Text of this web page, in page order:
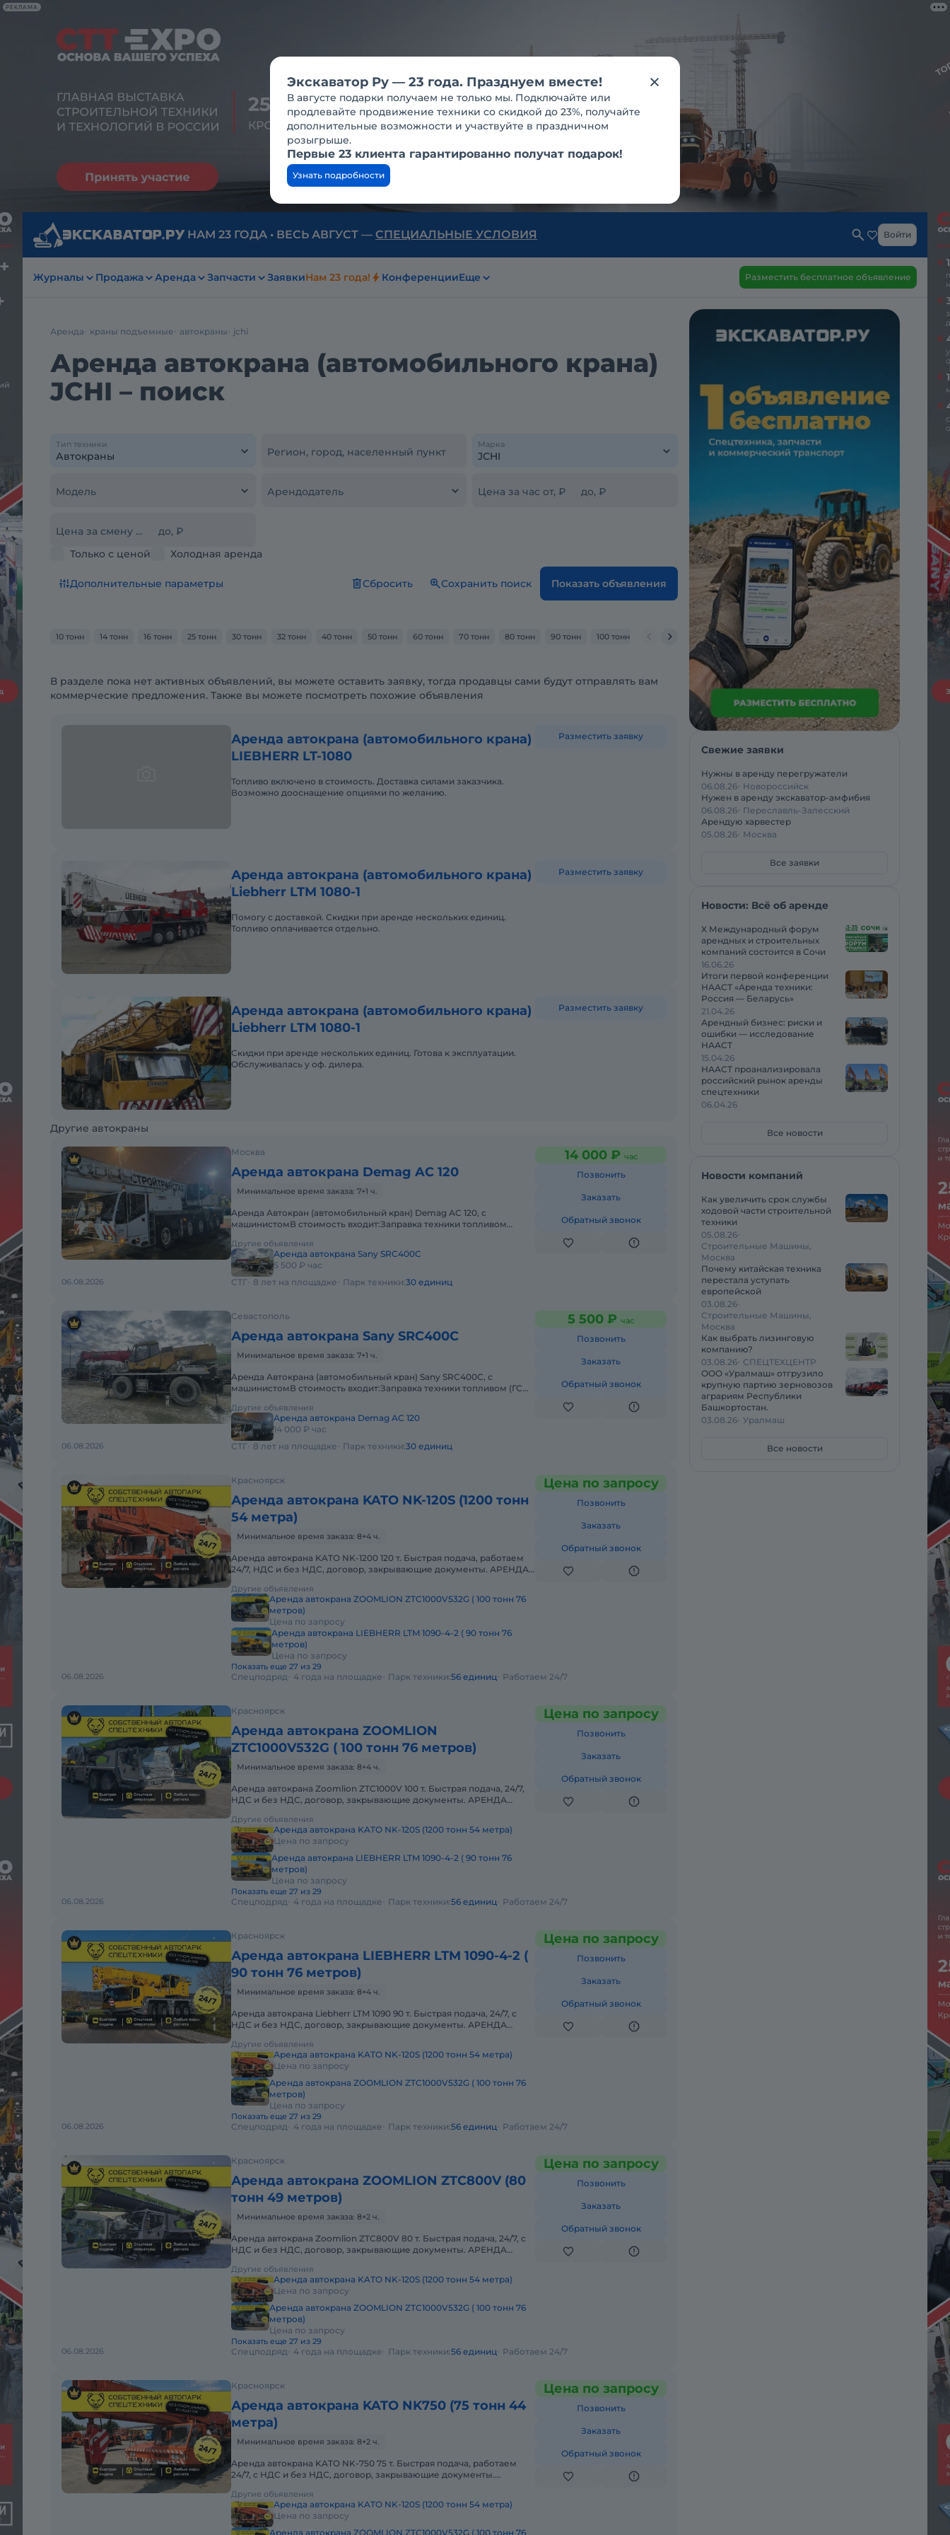
РЕКЛАМА
НАМ 23 ГОДА • ВЕСЬ АВГУСТ — СПЕЦИАЛЬНЫЕ УСЛОВИЯ Войти
Журналы Продажа Аренда Запчасти ЗаявкиНам 23 года! КонференцииЕще Разместить бесплатное объявление
Аренда краны подъемные автокраны jchi
Аренда автокрана (автомобильного крана)
JCHI – поиск
Тип техники
Регион, город, населенный пункт
Марка
Модель Арендодатель Цена за час от, ₽ до, ₽
Цена за смену от, ₽
до, ₽
Только с ценой
Холодная аренда
Дополнительные параметры Сбросить Сохранить поиск Показать объявления
10 тонн 14 тонн 16 тонн 25 тонн 30 тонн 32 тонн 40 тонн 50 тонн 60 тонн 70 тонн 80 тонн 90 тонн 100 тонн 150 тонн 160 тонн 200 тонн 250 тонн 300 тонн 350 тонн
В разделе пока нет активных объявлений, вы можете оставить заявку, тогда продавцы сами будут отправлять вам
коммерческие предложения. Также вы можете посмотреть похожие объявления
Аренда автокрана (автомобильного крана)
LIEBHERR LT-1080
Топливо включено в стоимость. Доставка силами заказчика.
Возможно дооснащение опциями по желанию.
Разместить заявку
Аренда автокрана (автомобильного крана)
Liebherr LTM 1080-1
Помогу с доставкой. Скидки при аренде нескольких единиц.
Топливо оплачивается отдельно.
Разместить заявку
Аренда автокрана (автомобильного крана)
Liebherr LTM 1080-1
Скидки при аренде нескольких единиц. Готова к эксплуатации.
Обслуживалась у оф. дилера.
Разместить заявку
Другие автокраны
Москва
Аренда автокрана Demag AC 120
Минимальное время заказа: 7+1 ч.
Apeнда Автокран (автомобильный кран) Demag AC 120, с
машинистомВ стоимость входит:Заправка техники топливом
Другие объявления
Аренда автокрана Sany SRC400C
5 500 ₽ час
14 000 ₽ час
Позвонить
Заказать
Обратный звонок
06.08.2026 СТГ 8 лет на площадке Парк техники:30 единиц
Севастополь
Аренда автокрана Sany SRC400C
Минимальное время заказа: 7+1 ч.
Apeнда Автокрана (автомобильный кран) Sany SRC400C, с
машинистомВ стоимость входит:Заправка техники топливом (ГСМ)
Другие объявления
Аренда автокрана Demag AC 120
14 000 ₽ час
5 500 ₽ час
Позвонить
Заказать
Обратный звонок
06.08.2026 СТГ 8 лет на площадке Парк техники:30 единиц
Красноярск
Аренда автокрана KATO NK-120S (1200 тонн
54 метра)
Минимальное время заказа: 8+4 ч.
Аренда автокрана KATO NK-1200 120 т. Быстрая подача, работаем
24/7, НДС и без НДС, договор, закрывающие документы. АРЕНДА
Другие объявления
Аренда автокрана ZOOMLION ZTC1000V532G ( 100 тонн 76
метров)
Цена по запросу
Аренда автокрана LIEBHERR LTM 1090-4-2 ( 90 тонн 76
метров)
Цена по запросу
Показать еще 27 из 29
Цена по запросу
Позвонить
Заказать
Обратный звонок
06.08.2026 Спецподряд 4 года на площадке Парк техники:56 единиц Работаем 24/7
Красноярск
Аренда автокрана ZOOMLION
ZTC1000V532G ( 100 тонн 76 метров)
Минимальное время заказа: 8+4 ч.
Аренда автокрана Zoomlion ZTC1000V 100 т. Быстрая подача, 24/7,
НДС и без НДС, договор, закрывающие документы. АРЕНДА
Другие объявления
Аренда автокрана KATO NK-120S (1200 тонн 54 метра)
Цена по запросу
Аренда автокрана LIEBHERR LTM 1090-4-2 ( 90 тонн 76
метров)
Цена по запросу
Показать еще 27 из 29
Цена по запросу
Позвонить
Заказать
Обратный звонок
06.08.2026 Спецподряд 4 года на площадке Парк техники:56 единиц Работаем 24/7
Красноярск
Аренда автокрана LIEBHERR LTM 1090-4-2 (
90 тонн 76 метров)
Минимальное время заказа: 8+4 ч.
Аренда автокрана Liebherr LTM 1090 90 т. Быстрая подача, 24/7, с
НДС и без НДС, договор, закрывающие документы. АРЕНДА
Другие объявления
Аренда автокрана KATO NK-120S (1200 тонн 54 метра)
Цена по запросу
Аренда автокрана ZOOMLION ZTC1000V532G ( 100 тонн 76
метров)
Цена по запросу
Показать еще 27 из 29
Цена по запросу
Позвонить
Заказать
Обратный звонок
06.08.2026 Спецподряд 4 года на площадке Парк техники:56 единиц Работаем 24/7
Красноярск
Аренда автокрана ZOOMLION ZTC800V (80
тонн 49 метров)
Минимальное время заказа: 8+2 ч.
Аренда автокрана Zoomlion ZTC800V 80 т. Быстрая подача, 24/7, с
НДС и без НДС, договор, закрывающие документы. АРЕНДА
Другие объявления
Аренда автокрана KATO NK-120S (1200 тонн 54 метра)
Цена по запросу
Аренда автокрана ZOOMLION ZTC1000V532G ( 100 тонн 76
метров)
Цена по запросу
Показать еще 27 из 29
Цена по запросу
Позвонить
Заказать
Обратный звонок
06.08.2026 Спецподряд 4 года на площадке Парк техники:56 единиц Работаем 24/7
Красноярск
Аренда автокрана KATO NK750 (75 тонн 44
метра)
Минимальное время заказа: 8+2 ч.
Аренда автокрана KATO NK-750 75 т. Быстрая подача, работаем
24/7, с НДС и без НДС, договор, закрывающие документы.
Другие объявления
Аренда автокрана KATO NK-120S (1200 тонн 54 метра)
Цена по запросу
Аренда автокрана ZOOMLION ZTC1000V532G ( 100 тонн 76
Цена по запросу
Позвонить
Заказать
Обратный звонок
Свежие заявки
Нужны в аренду перегружатели
06.08.26 Новороссийск
Нужен в аренду экскаватор-амфибия
06.08.26 Переславль-Залесский
Арендую харвестер
05.08.26 Москва
Все заявки
Новости: Всё об аренде
X Международный форум
арендных и строительных
компаний состоится в Сочи
16.06.26
Итоги первой конференции
НААСТ «Аренда техники:
Россия — Беларусь»
21.04.26
Арендный бизнес: риски и
ошибки — исследование
НААСТ
15.04.26
НААСТ проанализировала
российский рынок аренды
спецтехники
06.04.26
Все новости
Новости компаний
Как увеличить срок службы
ходовой части строительной
техники
05.08.26
Строительные Машины,
Москва
Почему китайская техника
перестала уступать
европейской
03.08.26
Строительные Машины,
Москва
Как выбрать лизинговую
компанию?
03.08.26 СПЕЦТЕХЦЕНТР
ООО «Уралмаш» отгрузило
крупную партию зерновозов
аграриям Республики
Башкортостан.
03.08.26 Уралмаш
Все новости
Экскаватор Ру — 23 года. Празднуем вместе!
В августе подарки получаем не только мы. Подключайте или
продлевайте продвижение техники со скидкой до 23%, получайте
дополнительные возможности и участвуйте в праздничном
розыгрыше.
Первые 23 клиента гарантированно получат подарок!
Узнать подробности